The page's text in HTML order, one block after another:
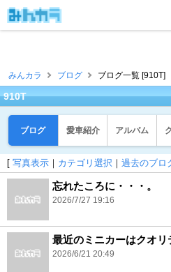
みんカラ ブログ ブログ一覧 [910T]
910T
ブログ 愛車紹介 アルバム
[ 写真表示 ｜ カテゴリ選択 ｜ 過去のブロ
忘れたころに・・・。
2026/7/27 19:16
最近のミニカーはクオリ
2026/6/21 20:49